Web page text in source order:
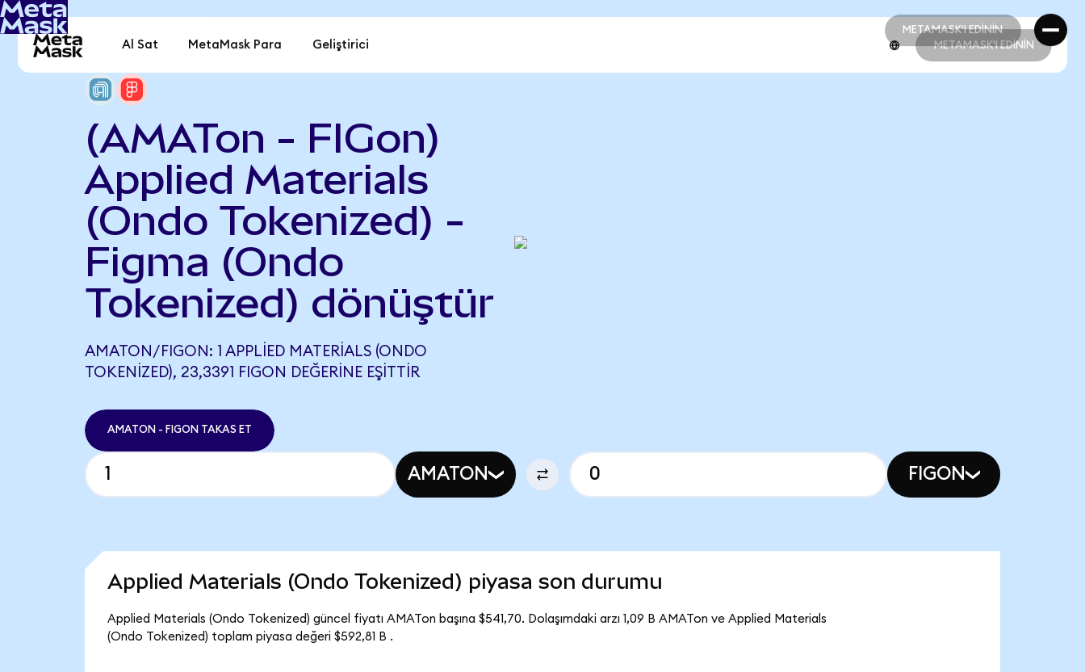
METAMASK'I EDİNİN
METAMASK'I EDİNİN
Al Sat MetaMask Para Geliştirici METAMASK'I EDİNİN
(AMATon - FIGon)
Applied Materials
(Ondo Tokenized) -
Figma (Ondo
Tokenized) dönüştür
AMATON/FIGON: 1 APPLIED MATERIALS (ONDO
TOKENIZED), 23,3391 FIGON DEĞERINE EŞITTIR
AMATON - FIGON TAKAS ET
AMATON FIGON
Applied Materials (Ondo Tokenized) piyasa son durumu
Applied Materials (Ondo Tokenized) güncel fiyatı AMATon başına $541,70. Dolaşımdaki arzı 1,09 B AMATon ve Applied Materials
(Ondo Tokenized) toplam piyasa değeri $592,81 B .